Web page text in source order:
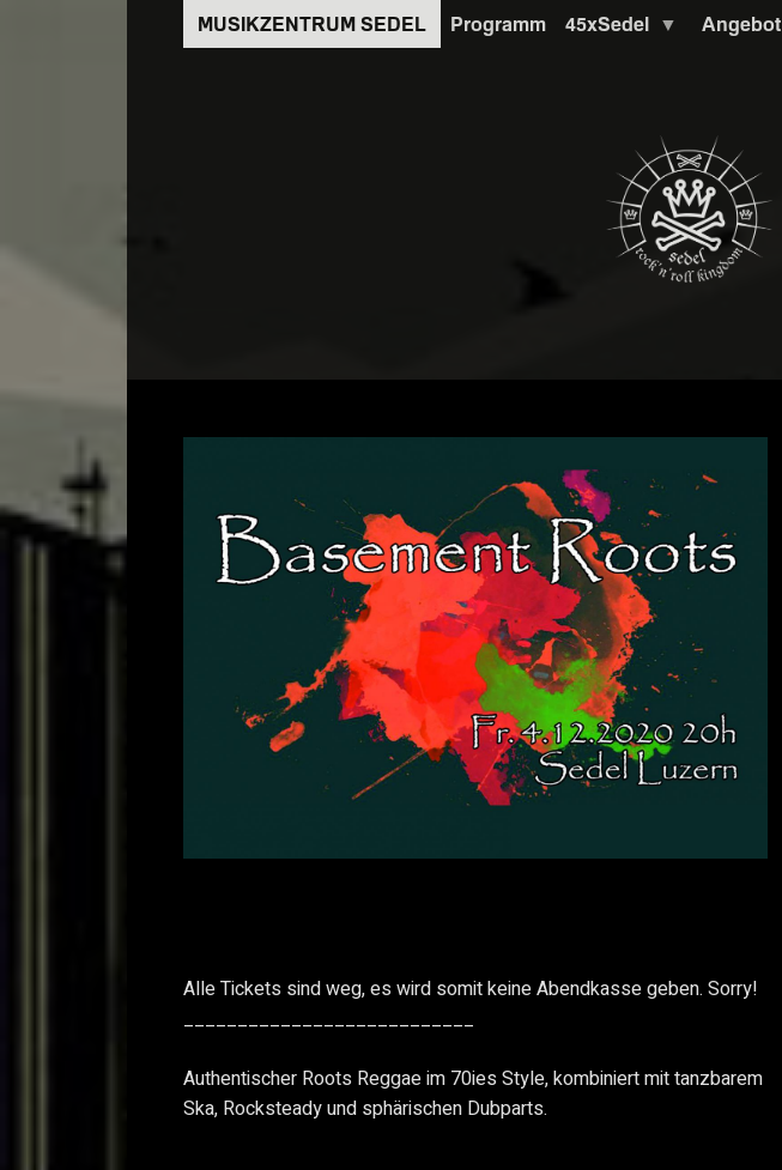
Programm 45xSedel Angebot
Alle Tickets sind weg, es wird somit keine Abendkasse geben. Sorry!
___________________________
Authentischer Roots Reggae im 70ies Style, kombiniert mit tanzbarem
Ska, Rocksteady und sphärischen Dubparts.